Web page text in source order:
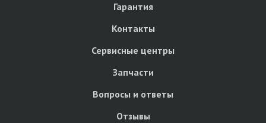
Гарантия
Контакты
Сервисные центры
Запчасти
Вопросы и ответы
Отзывы